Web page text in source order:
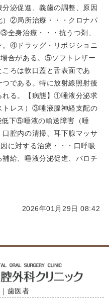
泌促進、義歯の調整、原因
）②局所治療・・・クロナパ
全身治療・・・抗うつ剤、
④ドラッグ・リポジショニ
合がある。⑤ソフトレザー
ころは軟口蓋と舌表面であ
である。特に放射線照射後
れる。【病態】①唾液分泌求
レス）③唾液腺神経支配の
下⑤唾液の輸送障害（唾
腔内の清掃、耳下腺マッサ
に対する治療・・・口呼吸
給、唾液分泌促進、パロチ
2026年01月29日 08:42
歯医者